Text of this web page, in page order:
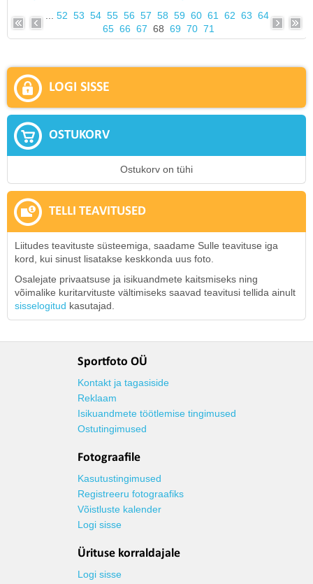
52 53 54 55 56 57 58 59 60 61 62 63 64
65 66 67 68 69 70 71
LOGI SISSE
OSTUKORV
Ostukorv on tühi
TELLI TEAVITUSED
Liitudes teavituste süsteemiga, saadame Sulle teavituse iga
kord, kui sinust lisatakse keskkonda uus foto.
Osalejate privaatsuse ja isikuandmete kaitsmiseks ning
võimalike kuritarvituste vältimiseks saavad teavitusi tellida ainult
sisselogitud kasutajad.
Sportfoto OÜ
Kontakt ja tagasiside
Reklaam
Isikuandmete töötlemise tingimused
Ostutingimused
Fotograafile
Kasutustingimused
Registreeru fotograafiks
Võistluste kalender
Logi sisse
Ürituse korraldajale
Logi sisse